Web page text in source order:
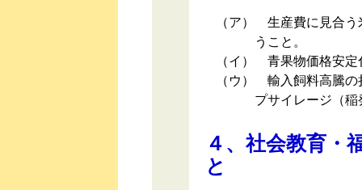
（ア）
生産費に見合う
うこと。
（イ）
青果物価格安定
（ウ）
輸入飼料高騰の
プサイレージ（
４、社会教育・
と